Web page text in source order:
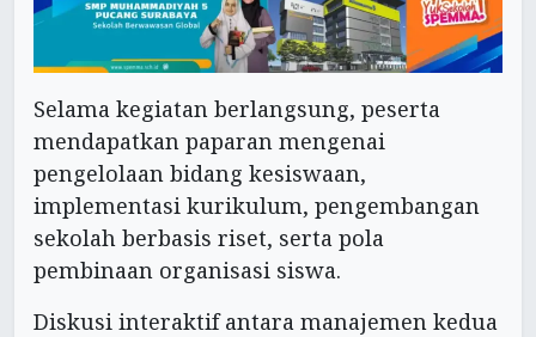
Selama kegiatan berlangsung, peserta
mendapatkan paparan mengenai
pengelolaan bidang kesiswaan,
implementasi kurikulum, pengembangan
sekolah berbasis riset, serta pola
pembinaan organisasi siswa.
Diskusi interaktif antara manajemen kedua